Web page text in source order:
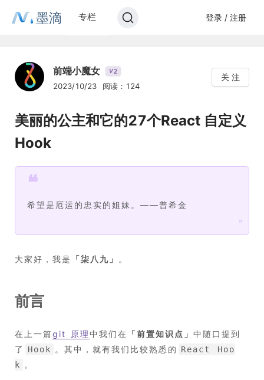
墨滴 专栏 登录 / 注册
前端小魔女 V2
2023/10/23 阅读：124
关 注
美丽的公主和它的27个React 自定义
Hook
❝
希望是厄运的忠实的姐妹。——普希金
❞
大家好，我是 「柒八九 」 。
前言
在上一篇git 原理中我们在 「前置知识点 」 中随口提到
了
Hook 。其中，就有我们比较熟悉的
React Hoo
k
。